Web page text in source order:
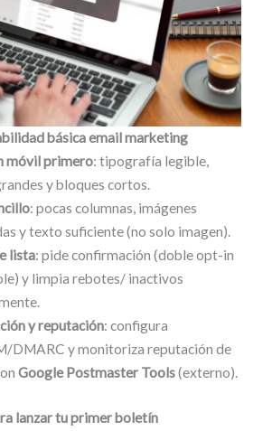
básicaemail marketing
móvil primero: tipografía legible,
y bloques cortos.
: pocas columnas, imágenes
y texto suficiente (no solo imagen).
lista: pide confirmación (doble opt-in
y limpia rebotes/ inactivos
y reputación: configura
DMARC y monitoriza reputación de
Google Postmaster Tools(externo).
lanzar tu primer boletín